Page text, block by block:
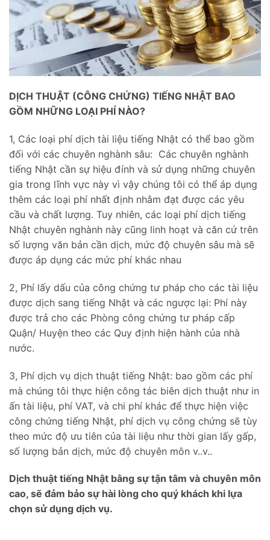
DỊCH THUẬT (CÔNG CHỨNG) TIẾNG NHẬT BAO
GỒM NHỮNG LOẠI PHÍ NÀO?
1, Các loại phí dịch tài liệu tiếng Nhật có thể bao gồm
đối với các chuyên nghành sâu: Các chuyên nghành
tiếng Nhật cần sự hiệu đính và sử dụng những chuyên
gia trong lĩnh vực này vì vậy chúng tôi có thể áp dụng
thêm các loại phí nhất định nhằm đạt được các yêu
cầu và chất lượng. Tuy nhiên, các loại phí dịch tiếng
Nhật chuyên nghành này cũng linh hoạt và căn cứ trên
số lượng văn bản cần dịch, mức độ chuyên sâu mà sẽ
được áp dụng các mức phí khác nhau
2, Phí lấy dấu của công chứng tư pháp cho các tài liệu
được dịch sang tiếng Nhật và các ngược lại: Phí này
được trả cho các Phòng công chứng tư pháp cấp
Quận/ Huyện theo các Quy định hiện hành của nhà
nước.
3, Phí dịch vụ dịch thuật tiếng Nhật: bao gồm các phí
mà chúng tôi thực hiện công tác biên dịch thuật như in
ấn tài liệu, phí VAT, và chi phí khác để thực hiện việc
công chứng tiếng Nhật, phí dịch vụ công chứng sẽ tùy
theo mức độ ưu tiên của tài liệu như thời gian lấy gấp,
số lượng bản dịch, mức độ chuyên môn v..v..
Dịch thuật tiếng Nhật bằng sự tận tâm và chuyên môn
cao, sẽ đảm bảo sự hài lòng cho quý khách khi lựa
chọn sử dụng dịch vụ.